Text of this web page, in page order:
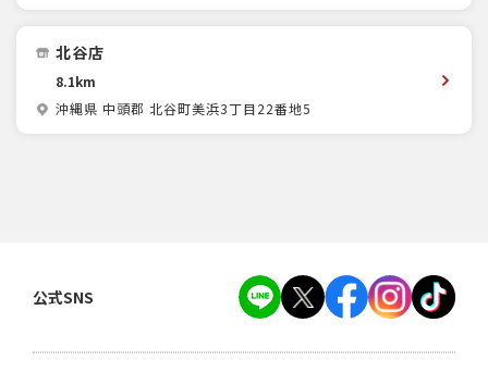
北谷店
8.1km
沖縄県 中頭郡 北谷町美浜3丁目22番地5
公式SNS